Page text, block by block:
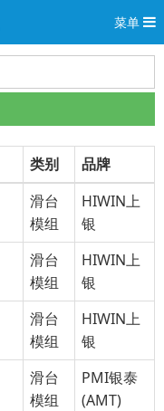
菜单
类别
品牌
滑台
模组
HIWIN上
银
滑台
模组
HIWIN上
银
滑台
模组
HIWIN上
银
滑台
模组
PMI银泰
(AMT)